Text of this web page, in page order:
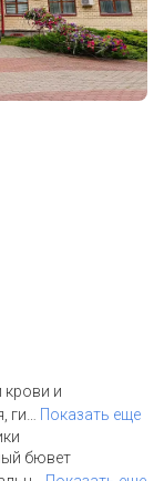
крови и
ги
Показать еще
бювет